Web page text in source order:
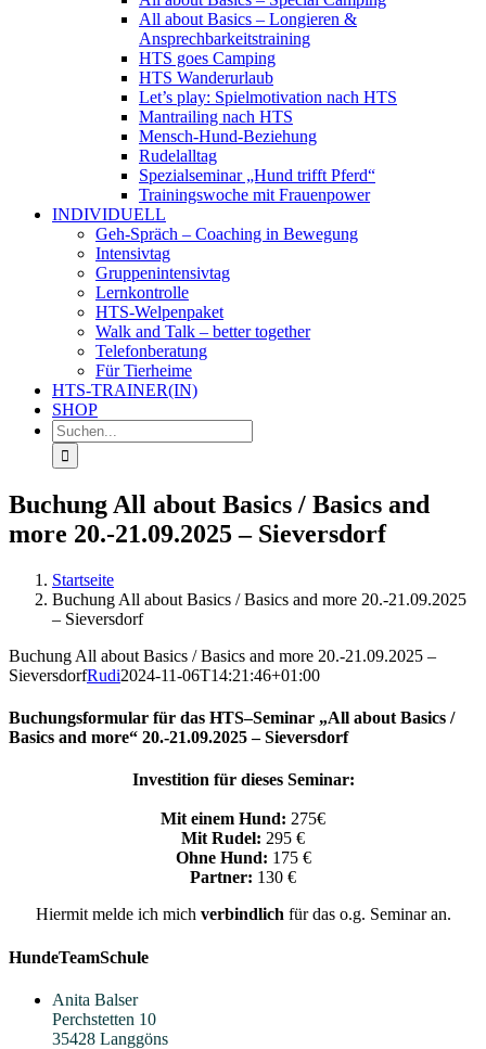
All about Basics – Longieren &
Ansprechbarkeitstraining
HTS goes Camping
HTS Wanderurlaub
Let’s play: Spielmotivation nach HTS
Mantrailing nach HTS
Mensch-Hund-Beziehung
Rudelalltag
Spezialseminar „Hund trifft Pferd“
Trainingswoche mit Frauenpower
INDIVIDUELL
Geh-Spräch – Coaching in Bewegung
Intensivtag
Gruppenintensivtag
Lernkontrolle
HTS-Welpenpaket
Walk and Talk – better together
Telefonberatung
Für Tierheime
HTS-TRAINER(IN)
SHOP
Suche
nach:
Buchung All about Basics / Basics and
more 20.-21.09.2025 – Sieversdorf
Startseite
Buchung All about Basics / Basics and more 20.-21.09.2025
– Sieversdorf
Buchung All about Basics / Basics and more 20.-21.09.2025 –
SieversdorfRudi2024-11-06T14:21:46+01:00
Buchungsformular für das HTS–Seminar „All about Basics /
Basics and more“ 20.-21.09.2025 – Sieversdorf
Investition für dieses Seminar:
Mit einem Hund: 275€
Mit Rudel: 295 €
Ohne Hund: 175 €
Partner: 130 €
Hiermit melde ich mich verbindlich für das o.g. Seminar an.
HundeTeamSchule
Anita Balser
Perchstetten 10
35428 Langgöns